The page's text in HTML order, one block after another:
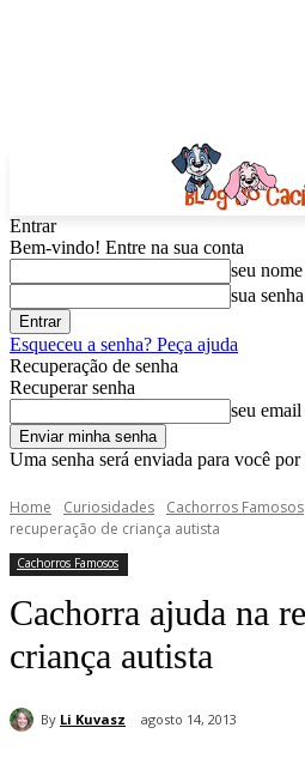
Entrar
Bem-vindo! Entre na sua conta
seu
sua senha
Esqueceu a senha? Peça ajuda
Recuperação de senha
Recuperar senha
seu email
Uma senha será enviada para você por
Home Curiosidades Cachorros Famosos
recuperação de criança autista
Cachorros Famosos
Cachorra ajuda na
criança autista
By Li Kuvasz agosto 14, 2013